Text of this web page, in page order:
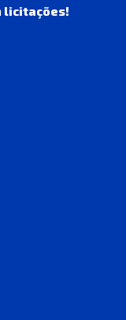
licitações!